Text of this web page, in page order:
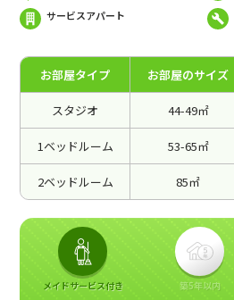
サービスアパート
お部屋タイプ お部屋のサイズ
スタジオ 44-49㎡
1ベッドルーム 53-65㎡
2ベッドルーム 85㎡
メイドサービス付き 築5年以内